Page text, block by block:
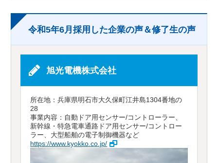
令和5年6月採用した企業の声＆修了生の声
旭光電機株式会社
所在地：兵庫県明石市大久保町江井島1304番地の
28
事業内容：自動ドア用センサー/コントローラー、
新幹線・特急電車通路ドア用センサー/コントロー
ラー、大型船舶の電子制御機器など
https://www.kyokko.co.jp/